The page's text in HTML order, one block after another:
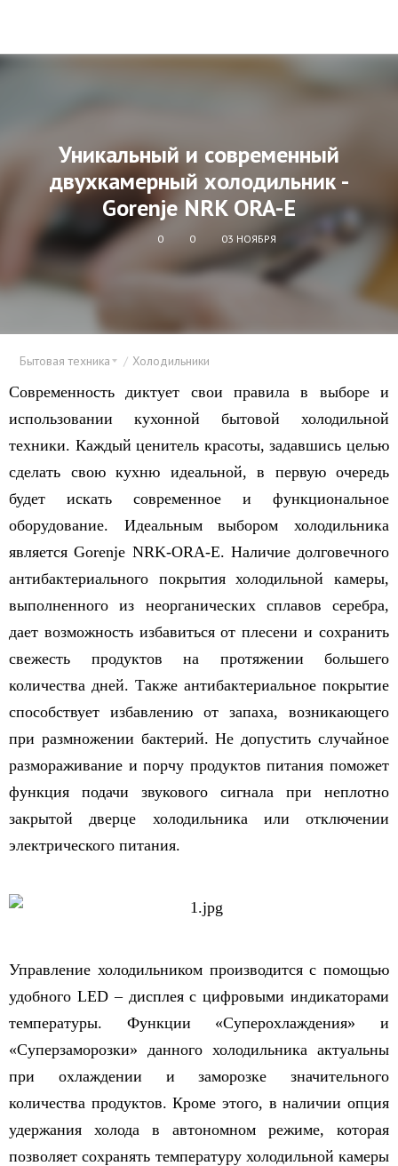
Уникальный и современный
двухкамерный холодильник -
Gorenje NRK ORA-E
0 0 03 НОЯБРЯ
Бытовая техника Холодильники
Современность диктует свои правила в выборе и
использовании кухонной бытовой холодильной
техники. Каждый ценитель красоты, задавшись целью
сделать свою кухню идеальной, в первую очередь
будет искать современное и функциональное
оборудование. Идеальным выбором холодильника
является Gorenje NRK-ORA-E. Наличие долговечного
антибактериального покрытия холодильной камеры,
выполненного из неорганических сплавов серебра,
дает возможность избавиться от плесени и сохранить
свежесть продуктов на протяжении большего
количества дней. Также антибактериальное покрытие
способствует избавлению от запаха, возникающего
при размножении бактерий. Не допустить случайное
размораживание и порчу продуктов питания поможет
функция подачи звукового сигнала при неплотно
закрытой дверце холодильника или отключении
электрического питания.
Управление холодильником производится с помощью
удобного LED – дисплея с цифровыми индикаторами
температуры. Функции «Суперохлаждения» и
«Суперзаморозки» данного холодильника актуальны
при охлаждении и заморозке значительного
количества продуктов. Кроме этого, в наличии опция
удержания холода в автономном режиме, которая
позволяет сохранять температуру холодильной камеры